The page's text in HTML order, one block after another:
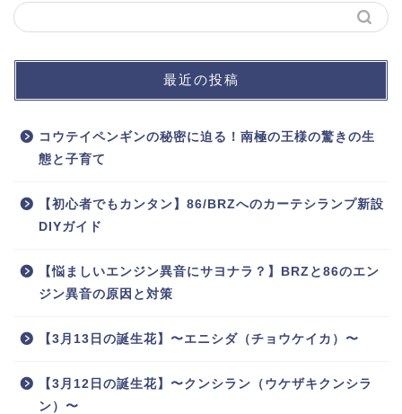
最近の投稿
コウテイペンギンの秘密に迫る！南極の王様の驚きの生
態と子育て
【初心者でもカンタン】86/BRZへのカーテシランプ新設
DIYガイド
【悩ましいエンジン異音にサヨナラ？】BRZと86のエン
ジン異音の原因と対策
【3月13日の誕生花】〜エニシダ（チョウケイカ）〜
【3月12日の誕生花】〜クンシラン（ウケザキクンシラ
ン）〜